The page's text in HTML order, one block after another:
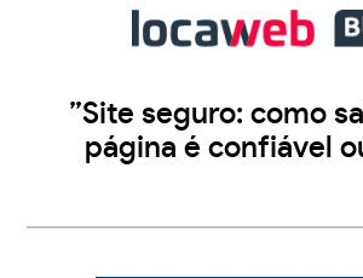
”Site seguro: como
página é confiável